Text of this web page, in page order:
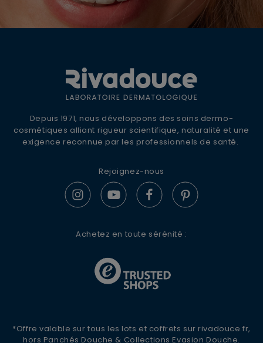
du panier ?
OFFRE DE BIENVENUE
10% DE REMISE +
LIVRAISON OFFERTE
Inscrivez-vous à la newsletter Rivadouce
pour recevoir nos conseils d'experts, nos
actualités et offres spéciales.
S'ABONNER
Depuis 1971, nous développons des soins dermo-
cosmétiques alliant rigueur scientifique, naturalité et une
exigence reconnue par les professionnels de santé.
Rejoignez-nous
Achetez en toute sérénité :
*Offre valable sur tous les lots et coffrets sur rivadouce.fr,
hors Panchés Douche & Collections Evasion Douche.
JE M’INSCRIS
recevoir des communications par e-mail de la part de
Rivadouce et Milton, son partenaire Hygiène Maison.